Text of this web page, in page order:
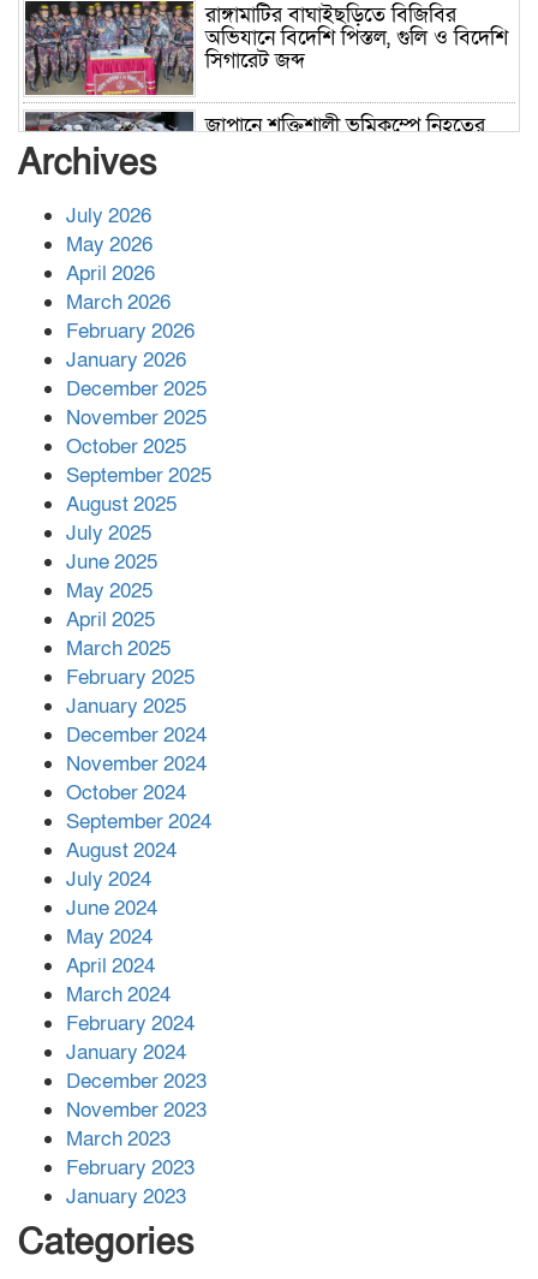
রাঙ্গামাটির বাঘাইছড়িতে বিজিবির
অভিযানে বিদেশি পিস্তল, গুলি ও বিদেশি
সিগারেট জব্দ
জাপানে শক্তিশালী ভূমিকম্পে নিহতের
পর ফোন তারেক রহমানের,গ্যাস সঙ্কট
সহায়তা দিলেন সাচিং প্রু জেরী
Archives
July 2026
May 2026
April 2026
March 2026
February 2026
January 2026
December 2025
November 2025
October 2025
September 2025
August 2025
July 2025
June 2025
May 2025
April 2025
March 2025
February 2025
January 2025
December 2024
November 2024
October 2024
September 2024
August 2024
July 2024
June 2024
May 2024
April 2024
March 2024
February 2024
January 2024
December 2023
November 2023
March 2023
February 2023
January 2023
Categories